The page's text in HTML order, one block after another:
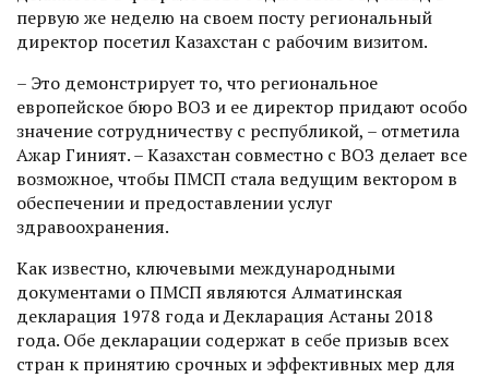
первую же неделю на своем посту региональный
директор посетил Казахстан с рабочим визитом.
– Это демонстрирует то, что региональное
европейское бюро ВОЗ и ее директор придают особо
значение сотрудничеству с республикой, – отметила
Ажар Гиният. – Казахстан совместно с ВОЗ делает все
возможное, чтобы ПМСП стала ведущим вектором в
обеспечении и предоставлении услуг
здравоохранения.
Как известно, ключевыми международными
документами о ПМСП являются Алматинская
декларация 1978 года и Декларация Астаны 2018
года. Обе декларации содержат в себе призыв всех
стран к принятию срочных и эффективных мер для